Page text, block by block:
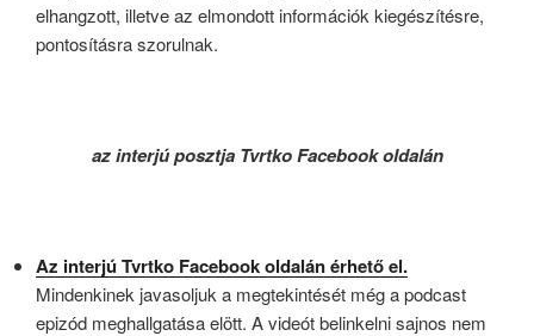
elhangzott, illetve az elmondott információk kiegészítésre,
pontosításra szorulnak.
az interjú posztja Tvrtko Facebook oldalán
Az interjú Tvrtko Facebook oldalán érhető el.
Mindenkinek javasoljuk a megtekintését még a podcast
epizód meghallgatása elött. A videót belinkelni sajnos nem